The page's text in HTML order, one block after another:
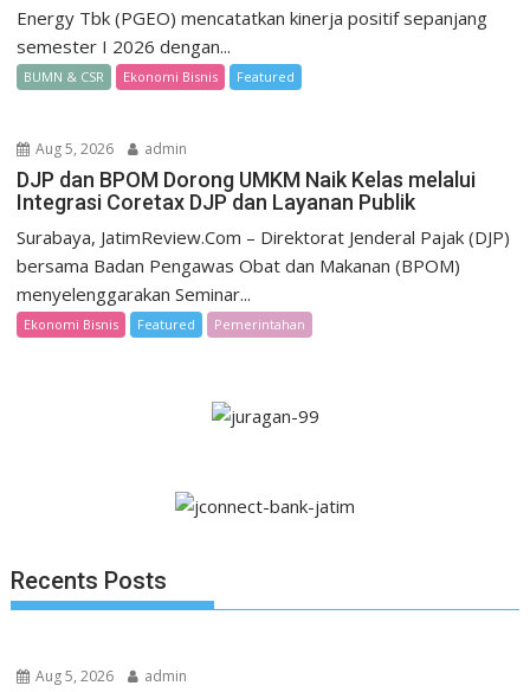
Energy Tbk (PGEO) mencatatkan kinerja positif sepanjang
semester I 2026 dengan...
BUMN & CSR Ekonomi Bisnis Featured
Aug 5, 2026 admin
DJP dan BPOM Dorong UMKM Naik Kelas melalui
Integrasi Coretax DJP dan Layanan Publik
Surabaya, JatimReview.Com – Direktorat Jenderal Pajak (DJP)
bersama Badan Pengawas Obat dan Makanan (BPOM)
menyelenggarakan Seminar...
Ekonomi Bisnis Featured Pemerintahan
Recents Posts
Aug 5, 2026 admin